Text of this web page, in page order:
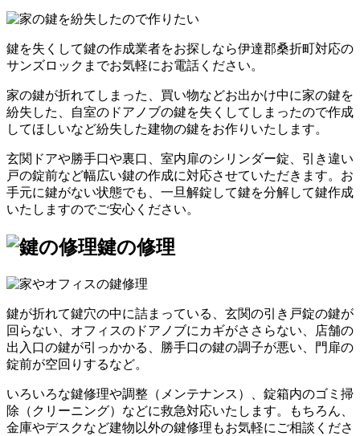
鍵を失くして鍵の作成業者をお探しなら伊達郡桑折町対応の
サンズロックまでお気軽にお電話ください。
家の鍵が折れてしまった、買い物などお出かけ中に家の鍵を
紛失した、自室のドアノブの鍵を失くしてしまったので作成
してほしいなど紛失した建物の鍵をお作りいたします。
玄関ドアや勝手口や裏口、室内扉のシリンダー錠、引き違い
戸の錠前など幅広い鍵の作成に対応させていただきます。お
手元に鍵がない状態でも、一旦解錠して鍵を分解して鍵作成
いたしますのでご安心ください。
鍵の修理
鍵が折れて鍵穴の中に詰まっている、玄関の引き戸錠の鍵が
回らない、オフィスのドアノブにカギがささらない、店舗の
出入口の鍵が引っかかる、勝手口の鍵の調子が悪い、門扉の
錠前が空回りするなど。
いろいろな鍵修理や調整（メンテナンス）、錠箱内のゴミ掃
除（クリーニング）などに救急対応いたします。もちろん、
金庫やデスクなど建物以外の鍵修理もお気軽にご相談くださ